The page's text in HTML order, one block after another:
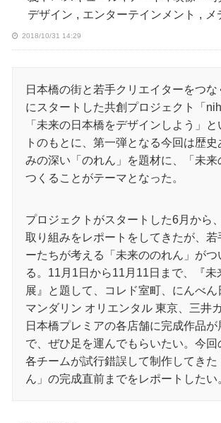
デザイン , エンターテインメント ,
2018/10/31 14:29
日本橋の街と若手クリエイターをつな
にスタートした共創プロジェクト「
「未来の日本橋をデザインしよう」
トのもとに、第一弾となる今回は歴
みの深い「のれん」を題材に、「未来
つくることがテーマとなった。
プロジェクトがスタートした6月から
取り組みをレポートをしてきたが、若
ーたちが考える「未来ののれん」がつ
る。11月1日から11月11日まで、『未
展』と題して、コレド室町、にんべん
マンダリン オリエンタル 東京、三井
日本橋プレミアの各店舗に完成作品
で、ぜひ足を運んでもらいたい。今回
各チームが試行錯誤して制作してきた
ん」の完成直前までをレポートしたい